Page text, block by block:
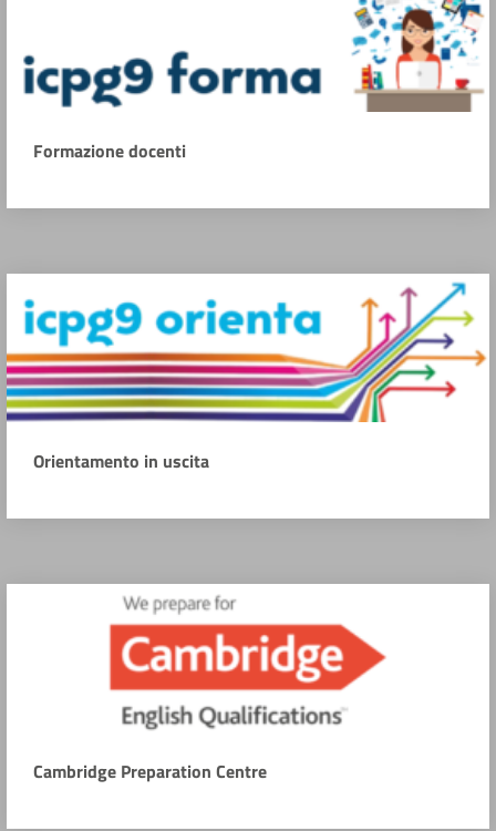
Formazione docenti
Orientamento in uscita
Cambridge Preparation Centre